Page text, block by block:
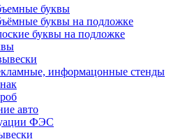
буквы
буквы на подложке
буквы на подложке
информацонные стенды
авто
ФЭС